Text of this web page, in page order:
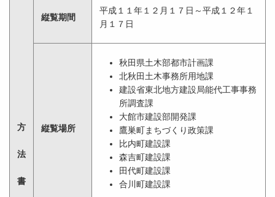
方
法
書
縦覧期間
平成１１年１２月１７日～平成１２年１
月１７日
縦覧場所
秋田県土木部都市計画課
北秋田土木事務所用地課
建設省東北地方建設局能代工事事務
所調査課
大館市建設部開発課
鷹巣町まちづくり政策課
比内町建設課
森吉町建設課
田代町建設課
合川町建設課